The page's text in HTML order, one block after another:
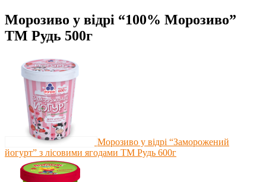
Морозиво у відрі “100% Морозиво”
ТМ Рудь 500г
Морозиво у відрі “Заморожений
йогурт” з лісовими ягодами ТМ Рудь 600г